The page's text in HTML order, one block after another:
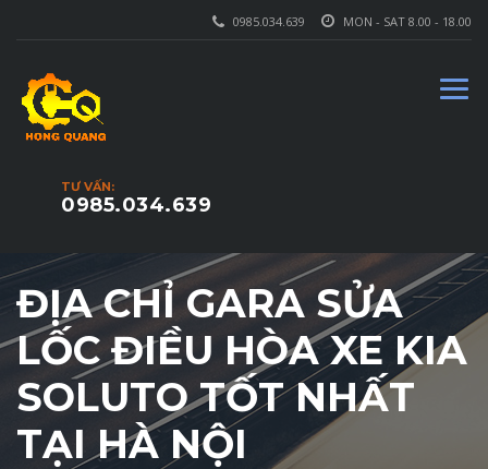
MON - SAT 8.00 - 18.00
0985.034.639
TƯ VẤN:
0985.034.639
ĐỊA CHỈ GARA SỬA
LỐC ĐIỀU HÒA XE KIA
SOLUTO TỐT NHẤT
TẠI HÀ NỘI